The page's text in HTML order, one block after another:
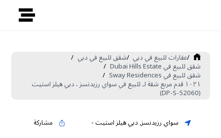
/عقارات للبيع في دبي /شقق للبيع في دبي /
شقق للبيع في Dubai Hills Estate /
شقق للبيع في Sway Residences /
١٠٢١ قدم مربع شقة لـ للبيع في سواي رزيدنسز ، دبي هيلز استيت
(DP-S-52060)
سواي رزيدنسز,دبي هيلز استيت- مشاركة